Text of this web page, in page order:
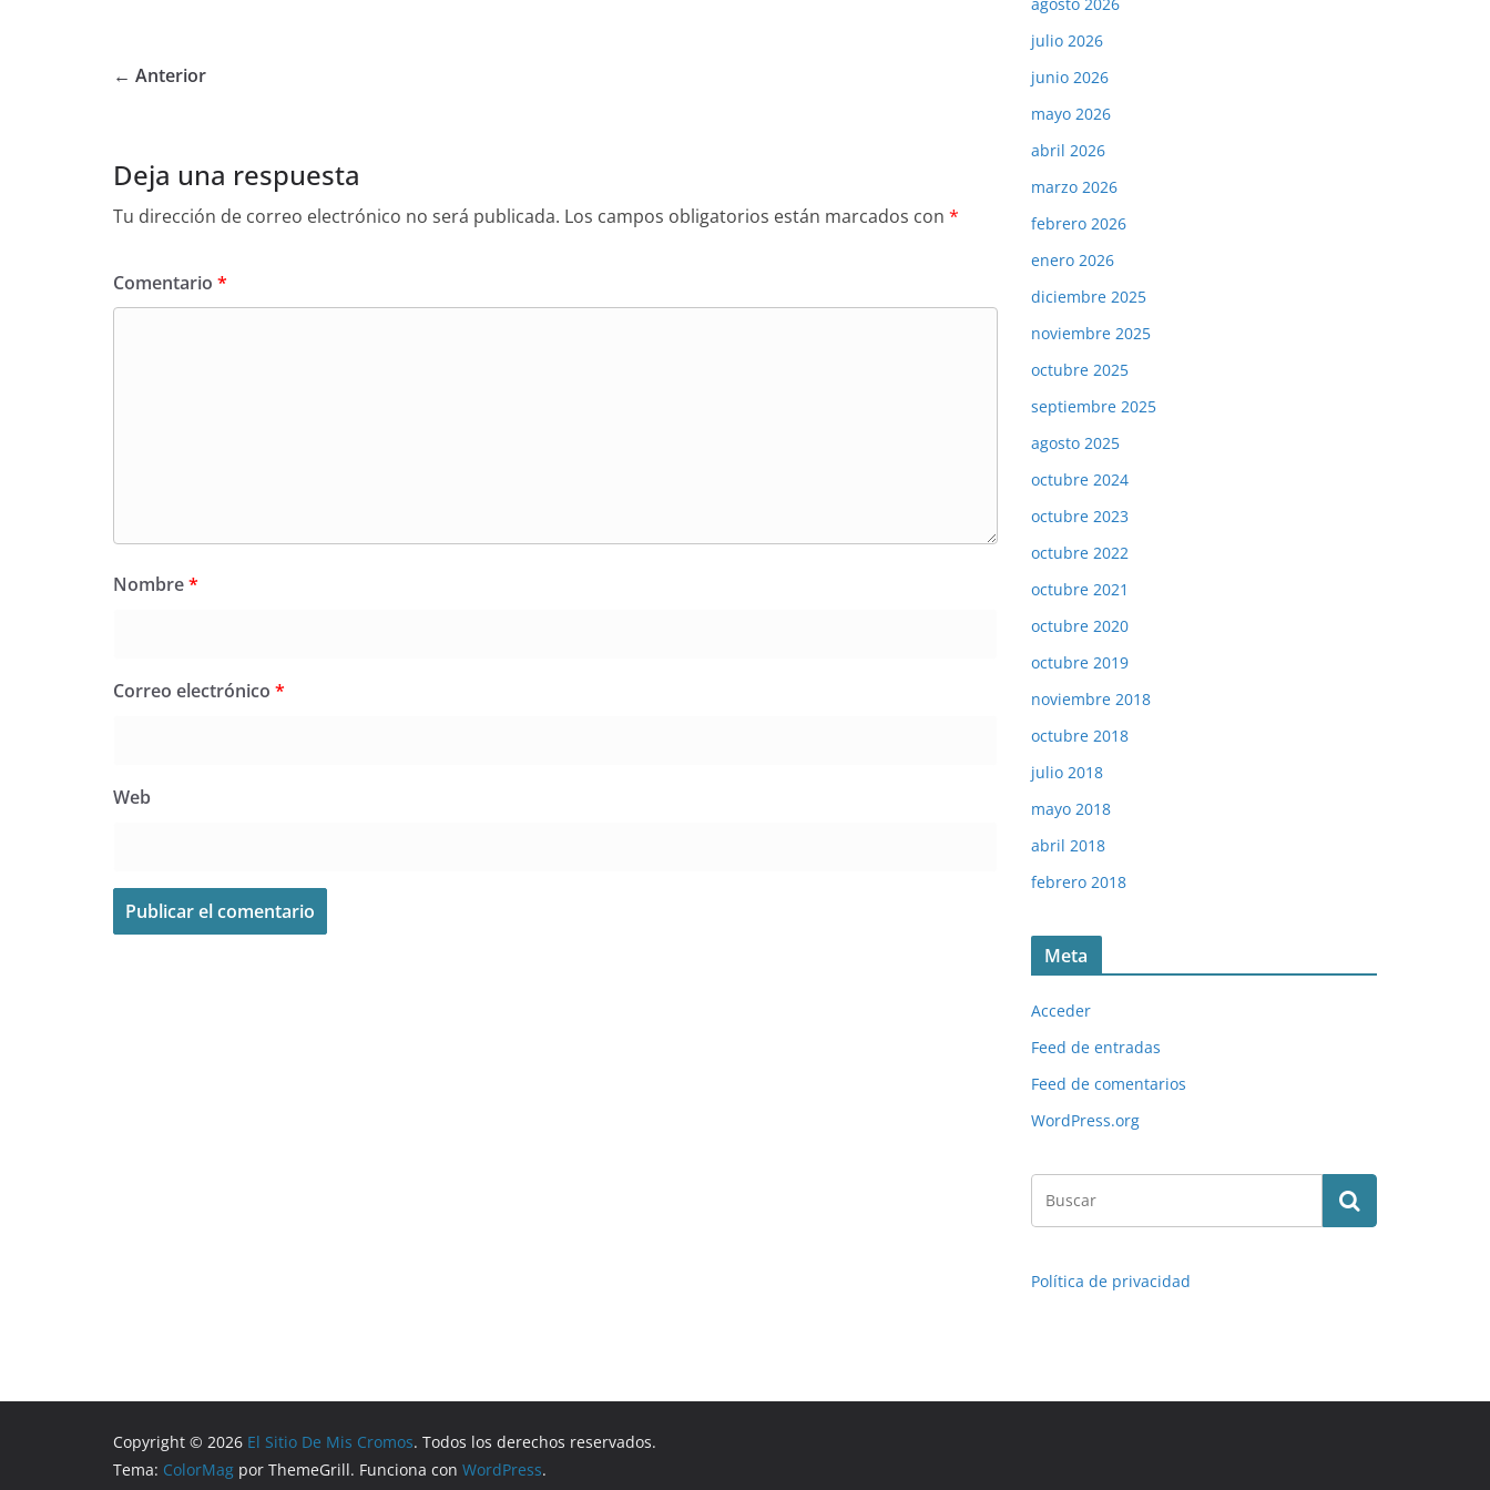
← Anterior
Deja una respuesta
Tu dirección de correo electrónico no será publicada. Los campos obligatorios están marcados con *
Comentario *
Nombre*
Correo electrónico *
Web
agosto 2026
julio 2026
junio 2026
mayo 2026
abril 2026
marzo 2026
febrero 2026
enero 2026
diciembre 2025
noviembre 2025
octubre 2025
septiembre 2025
agosto 2025
octubre 2024
octubre 2023
octubre 2022
octubre 2021
octubre 2020
octubre 2019
noviembre 2018
octubre 2018
julio 2018
mayo 2018
abril 2018
febrero 2018
Meta
Acceder
Feed de entradas
Feed de comentarios
WordPress.org
Política de privacidad
Copyright © 2026 El Sitio De Mis Cromos. Todos los derechos reservados.
Tema: ColorMag por ThemeGrill. Funciona con WordPress.